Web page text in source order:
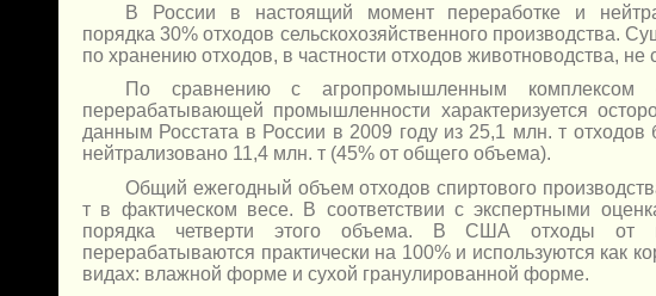
В России в настоящий момент переработке и
порядка 30% отходов сельскохозяйственного производства.
по хранению отходов, в частности отходов животноводства, не
По сравнению с агропромышленным комплексом
перерабатывающей промышленности характеризуется
данным Росстата в России в 2009 году из 25,1 млн. т
нейтрализовано 11,4 млн. т (45% от общего объема).
Общий ежегодный объем отходов спиртового
т в фактическом весе. В соответствии с экспертными
порядка четверти этого объема. В США отходы от
перерабатываются практически на 100% и используются как
видах: влажной форме и сухой гранулированной форме.